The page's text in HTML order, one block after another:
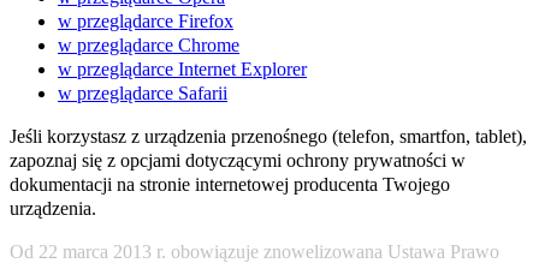
w przeglądarce Firefox
w przeglądarce Chrome
w przeglądarce Internet Explorer
w przeglądarce Safarii
Jeśli korzystasz z urządzenia przenośnego (telefon, smartfon, tablet),
zapoznaj się z opcjami dotyczącymi ochrony prywatności w
dokumentacji na stronie internetowej producenta Twojego
urządzenia.
Od 22 marca 2013 r. obowiązuje znowelizowana Ustawa Prawo